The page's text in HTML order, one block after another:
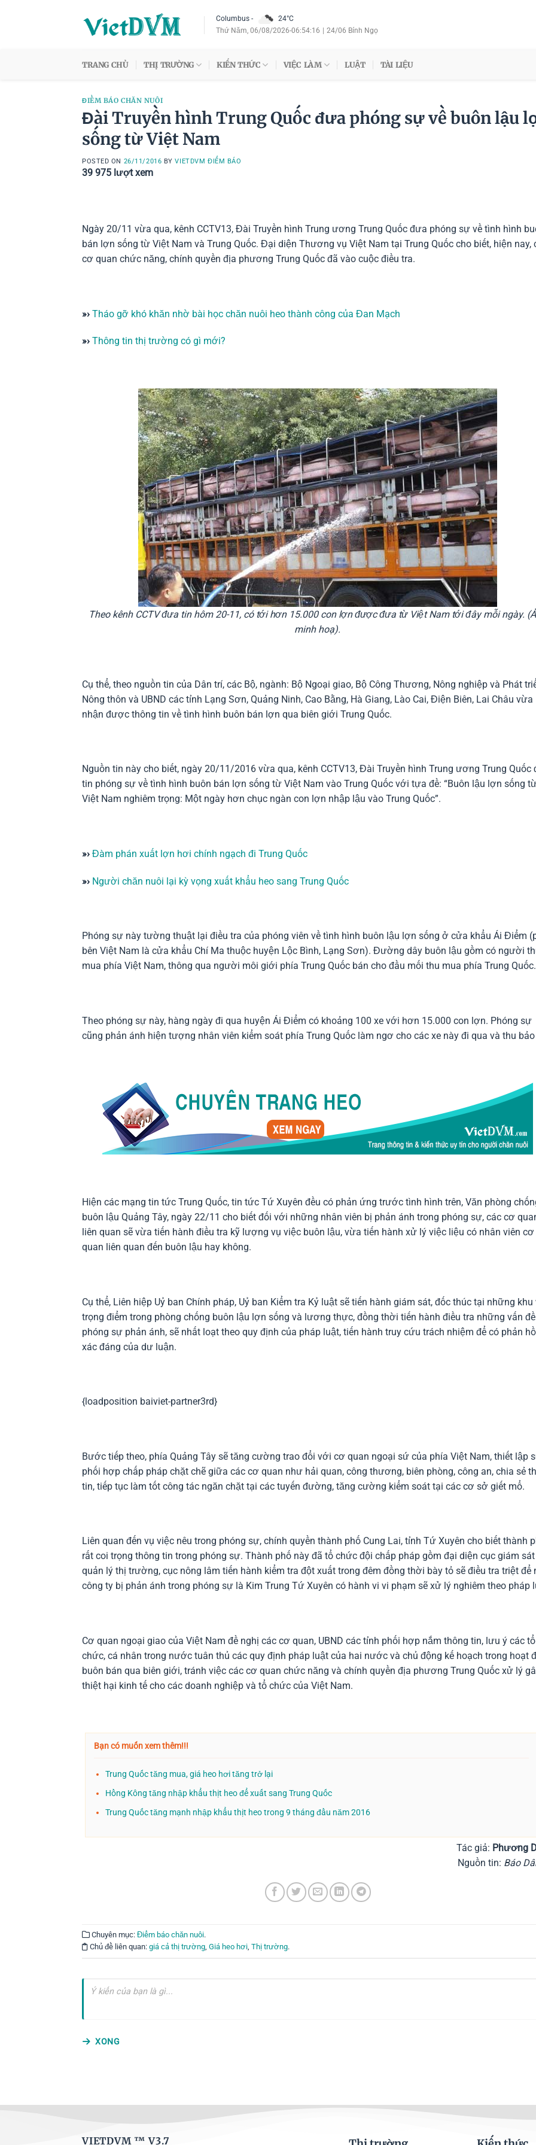
Columbus-
24°C
Thứ Năm, 06/08/2026-06:54:17 24/06 Bính Ngọ
TRANG CHỦ THỊ TRƯỜNG KIẾN THỨC VIỆC LÀM LUẬT TÀI LIỆU
ĐIỂM BÁO CHĂN NUÔI
Đài Truyền hình Trung Quốc đưa phóng sự về buôn lậu
sống từ Việt Nam
POSTED ON 26/11/2016 BYVIETDVM ĐIỂM BÁO
39 975 lượt xem
Ngày 20/11 vừa qua, kênh CCTV13, Đài Truyền hình Trung ương Trung Quốc đưa phóng sự về tình hình
bán lợn sống từ Việt Nam và Trung Quốc. Đại diện Thương vụ Việt Nam tại Trung Quốc cho biết, hiện nay,
cơ quan chức năng, chính quyền địa phương Trung Quốc đã vào cuộc điều tra.
»› Tháo gỡ khó khăn nhờ bài học chăn nuôi heo thành công của Đan Mạch
»› Thông tin thị trường có gì mới?
Theo kênh CCTV đưa tin hôm 20-11, có tới hơn 15.000 con lợn được đưa từ Việt Nam tới đây mỗi ngày.
minh hoạ).
Cụ thể, theo nguồn tin của Dân trí, các Bộ, ngành: Bộ Ngoại giao, Bộ Công Thương, Nông nghiệp và Phát
Nông thôn và UBND các tỉnh Lạng Sơn, Quảng Ninh, Cao Bằng, Hà Giang, Lào Cai, Điện Biên, Lai Châu vừa
nhận được thông tin về tình hình buôn bán lợn qua biên giới Trung Quốc.
Nguồn tin này cho biết, ngày 20/11/2016 vừa qua, kênh CCTV13, Đài Truyền hình Trung ương Trung Quốc
tin phóng sự về tình hình buôn bán lợn sống từ Việt Nam vào Trung Quốc với tựa đề: “Buôn lậu lợn sống
Việt Nam nghiêm trọng: Một ngày hơn chục ngàn con lợn nhập lậu vào Trung Quốc”.
»› Đàm phán xuất lợn hơi chính ngạch đi Trung Quốc
»› Người chăn nuôi lại kỳ vọng xuất khẩu heo sang Trung Quốc
Phóng sự này tường thuật lại điều tra của phóng viên về tình hình buôn lậu lợn sống ở cửa khẩu Ái Điểm
bên Việt Nam là cửa khẩu Chí Ma thuộc huyện Lộc Bình, Lạng Sơn). Đường dây buôn lậu gồm có người
mua phía Việt Nam, thông qua người môi giới phía Trung Quốc bán cho đầu mối thu mua phía Trung Quốc.
Theo phóng sự này, hàng ngày đi qua huyện Ái Điểm có khoảng 100 xe với hơn 15.000 con lợn. Phóng sự
cũng phản ánh hiện tượng nhân viên kiểm soát phía Trung Quốc làm ngơ cho các xe này đi qua và thu bảo
Hiện các mạng tin tức Trung Quốc, tin tức Tứ Xuyên đều có phản ứng trước tình hình trên, Văn phòng
buôn lậu Quảng Tây, ngày 22/11 cho biết đối với những nhân viên bị phản ánh trong phóng sự, các cơ
liên quan sẽ vừa tiến hành điều tra kỹ lượng vụ việc buôn lậu, vừa tiến hành xử lý việc liệu có nhân viên cơ
quan liên quan đến buôn lậu hay không.
Cụ thể, Liên hiệp Uỷ ban Chính pháp, Uỷ ban Kiểm tra Kỷ luật sẽ tiến hành giám sát, đốc thúc tại những
trọng điểm trong phòng chống buôn lậu lợn sống và lương thực, đồng thời tiến hành điều tra những vấn
phóng sự phản ánh, sẽ nhất loạt theo quy định của pháp luật, tiến hành truy cứu trách nhiệm để có phản
xác đáng của dư luận.
{loadposition baiviet-partner3rd}
Bước tiếp theo, phía Quảng Tây sẽ tăng cường trao đổi với cơ quan ngoại sứ của phía Việt Nam, thiết lập
phối hợp chấp pháp chặt chẽ giữa các cơ quan như hải quan, công thương, biên phòng, công an, chia sẻ
tin, tiếp tục làm tốt công tác ngăn chặt tại các tuyến đường, tăng cường kiểm soát tại các cơ sở giết mổ.
Liên quan đến vụ việc nêu trong phóng sự, chính quyền thành phố Cung Lai, tỉnh Tứ Xuyên cho biết thành
rất coi trọng thông tin trong phóng sự. Thành phố này đã tổ chức đội chấp pháp gồm đại diện cục giám sát
quản lý thị trường, cục nông lâm tiến hành kiểm tra đột xuất trong đêm đồng thời bày tỏ sẽ điều tra triệt để
công ty bị phản ánh trong phóng sự là Kim Trung Tứ Xuyên có hành vi vi phạm sẽ xử lý nghiêm theo pháp
Cơ quan ngoại giao của Việt Nam đề nghị các cơ quan, UBND các tỉnh phối hợp nắm thông tin, lưu ý các tổ
chức, cá nhân trong nước tuân thủ các quy định pháp luật của hai nước và chủ động kế hoạch trong hoạt
buôn bán qua biên giới, tránh việc các cơ quan chức năng và chính quyền địa phương Trung Quốc xử lý
thiệt hại kinh tế cho các doanh nghiệp và tổ chức của Việt Nam.
Bạn có muốn xem thêm!!!
Trung Quốc tăng mua, giá heo hơi tăng trở lại
Hồng Kông tăng nhập khẩu thịt heo để xuất sang Trung Quốc
Trung Quốc tăng mạnh nhập khẩu thịt heo trong 9 tháng đầu năm 2016
Tác giả: Phương
Nguồn tin: Báo
Chuyên mục: Điểm báo chăn nuôi.
Chủ đề liên quan: giá cả thị trường Giá heo hơi Thị trường.
XONG
VIETDVM ™V3.7